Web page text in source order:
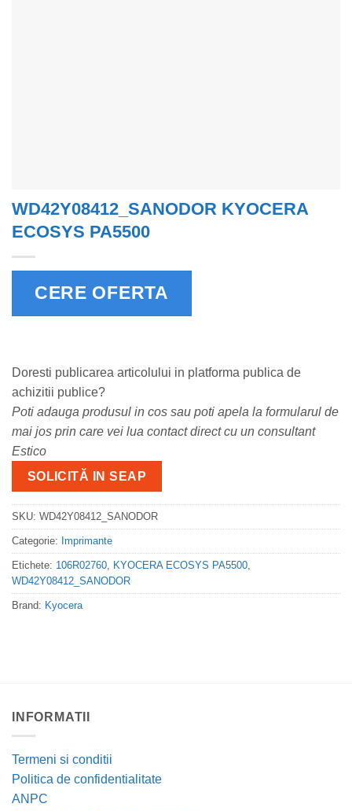
WD42Y08412_SANODOR KYOCERA
ECOSYS PA5500
CERE OFERTA
Doresti publicarea articolului in platforma publica de
achizitii publice?
Poti adauga produsul in cos sau poti apela la formularul de
mai jos prin care vei lua contact direct cu un consultant
Estico
SOLICITĂ IN SEAP
SKU: WD42Y08412_SANODOR
Categorie: Imprimante
Etichete: 106R02760, KYOCERA ECOSYS PA5500,
WD42Y08412_SANODOR
Brand: Kyocera
INFORMATII
Termeni si conditii
Politica de confidentialitate
ANPC